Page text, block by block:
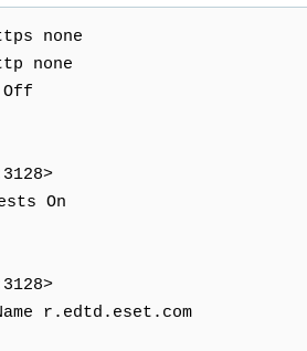
none
none
Off
On
r.edtd.eset.com